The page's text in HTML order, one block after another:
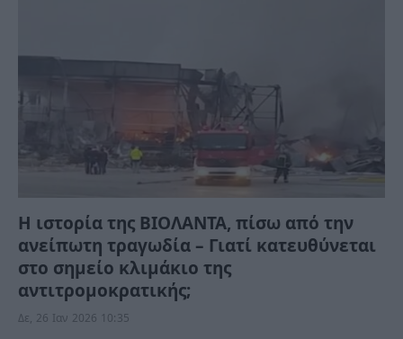
Η ιστορία της ΒΙΟΛΑΝΤΑ, πίσω από την
ανείπωτη τραγωδία – Γιατί κατευθύνεται
στο σημείο κλιμάκιο της
αντιτρομοκρατικής;
Δε, 26 Ιαν 2026 10:35